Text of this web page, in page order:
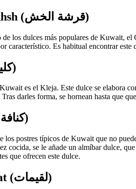
El Qrsh Al-khsh (قرشة الخش)
de los dulces más populares de Kuwait,
característico. Es habitual encontrar
El Kleja (كليجة)
es el Kleja. Este dulce se elabora
darles forma, se hornean hasta que
El Kanafeh (كنافة)
los postres típicos de Kuwait que no
cocida, se le añade un almíbar dulce,
que ofrecen este dulce.
Los Luqaimat (لقيمات)